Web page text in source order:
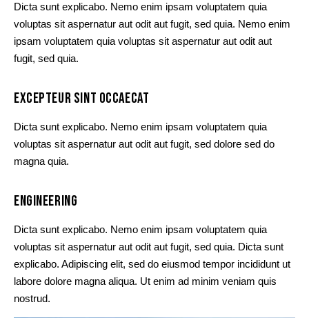
Dicta sunt explicabo. Nemo enim ipsam voluptatem quia
voluptas sit aspernatur aut odit aut fugit, sed quia. Nemo enim
ipsam voluptatem quia voluptas sit aspernatur aut odit aut
fugit, sed quia.
EXCEPTEUR SINT OCCAECAT
Dicta sunt explicabo. Nemo enim ipsam voluptatem quia
voluptas sit aspernatur aut odit aut fugit, sed dolore sed do
magna quia.
ENGINEERING
Dicta sunt explicabo. Nemo enim ipsam voluptatem quia
voluptas sit aspernatur aut odit aut fugit, sed quia. Dicta sunt
explicabo. Adipiscing elit, sed do eiusmod tempor incididunt ut
labore dolore magna aliqua. Ut enim ad minim veniam quis
nostrud.